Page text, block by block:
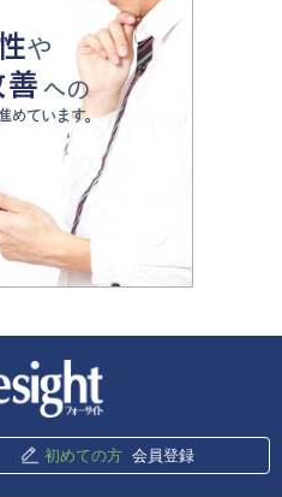
初めての方 会員登録